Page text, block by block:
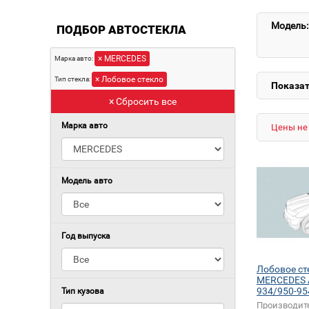
ПОДБОР АВТОСТЕКЛА
Марка авто: × MERCEDES
Тип стекла: × Лобовое стекло
× Сбросить все
Марка авто
Модель авто
Год выпуска
Тип кузова
Модель:
Цены не
Лобовое
934/950-